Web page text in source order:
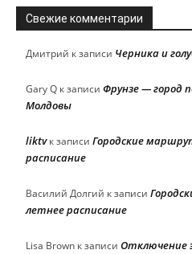
Свежие комментарии
Дмитрий к записи Черника и
Gary Q к записи Фрунзе — город
Молдовы
liktvк записи Городские
расписание
Василий Долгий к записи
летнее расписание
Lisa Brown к записи Отключение